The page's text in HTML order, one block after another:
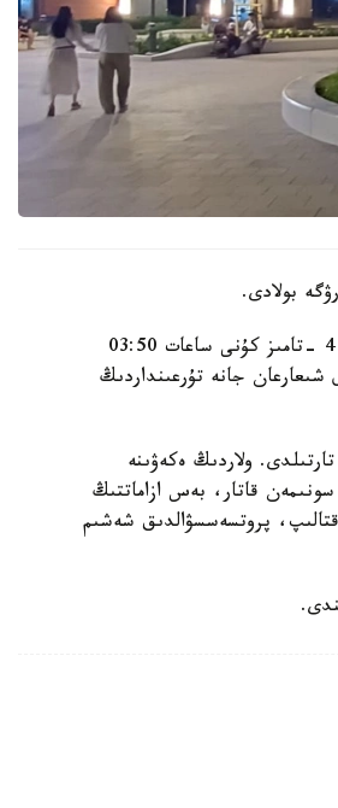
بولادى.
الماتى قالاسى پوليتسيا دەپارتامەنتىنىڭ مالىمەتىنشە، وقيعا تۇركسىب اۋدانىندا 4 -تامىز كۇنى ساعات 03:50
جانجال شىعارعان جانە تۇرعىنداردىڭ
ولاردىڭ ەكەۋىنە
قاتار، بەس ازاماتتىڭ
پروتسەسسۋالدىق شەشىم